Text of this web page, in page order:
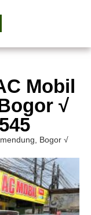
Mobil
√
Bogor √